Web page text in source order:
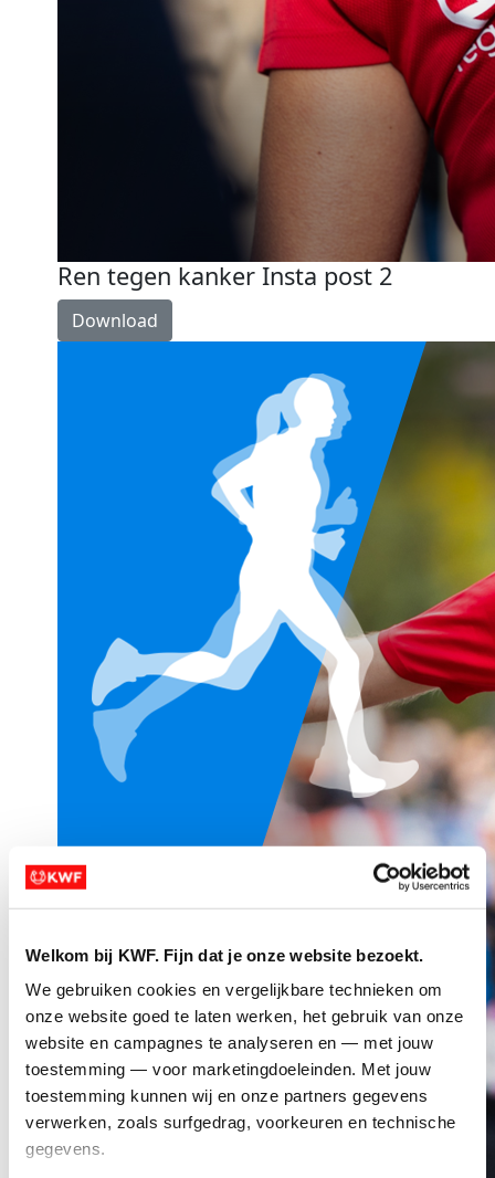
Welkom bij KWF. Fijn dat je onze website bezoekt.
We gebruiken cookies en vergelijkbare technieken om
onze website goed te laten werken, het gebruik van onze
website en campagnes te analyseren en — met jouw
toestemming — voor marketingdoeleinden. Met jouw
toestemming kunnen wij en onze partners gegevens
verwerken, zoals surfgedrag, voorkeuren en technische
gegevens.
Ren tegen kanker Insta post 2
Download